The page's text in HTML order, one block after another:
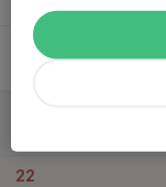
20
22